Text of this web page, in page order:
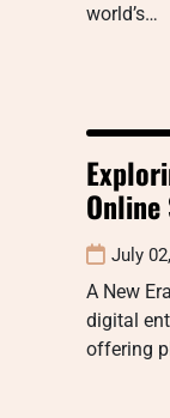
world’s…
July
A New
digital
offering